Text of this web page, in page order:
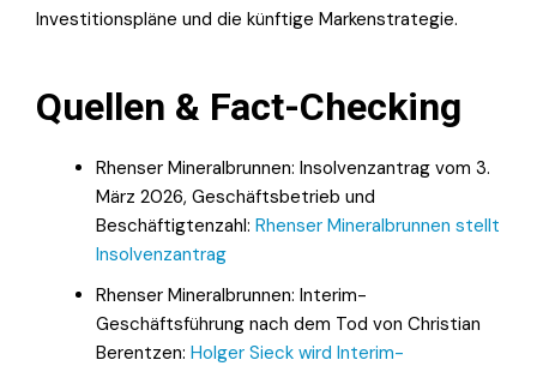
Investitionspläne und die künftige Markenstrategie.
Quellen & Fact-Checking
Rhenser Mineralbrunnen: Insolvenzantrag vom 3.
März 2026, Geschäftsbetrieb und
Beschäftigtenzahl: Rhenser Mineralbrunnen stellt
Insolvenzantrag
Rhenser Mineralbrunnen: Interim-
Geschäftsführung nach dem Tod von Christian
Berentzen: Holger Sieck wird Interim-